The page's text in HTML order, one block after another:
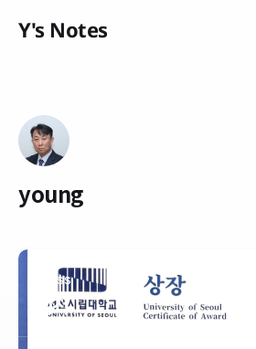
Y's Notes
young
CLASS
성적